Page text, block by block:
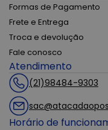
Formas de Pagamento
Frete e Entrega
Troca e devolução
Fale conosco
Atendimento
(21)98484-9303
Horário de